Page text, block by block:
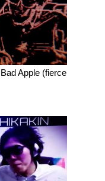
Apple (fierce